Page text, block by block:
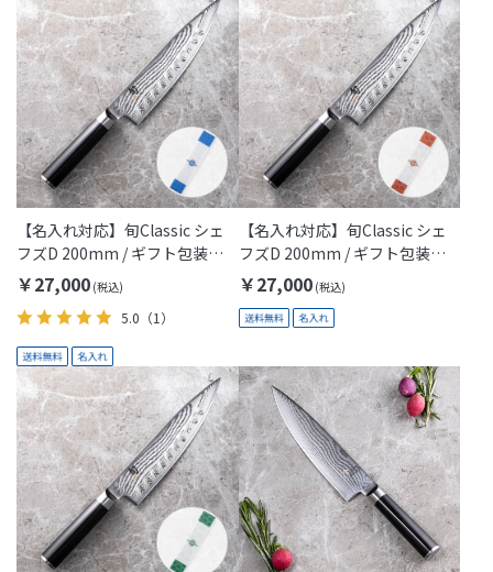
【名入れ対応】旬Classic シェ
フズD 200mm / ギフト包装付
き(KAI Gift)
￥27,000
5.0 （1）
【名入れ対応】旬Classic シェ
フズD 200mm / ギフト包装付
き(Thanks Mom)
￥27,000